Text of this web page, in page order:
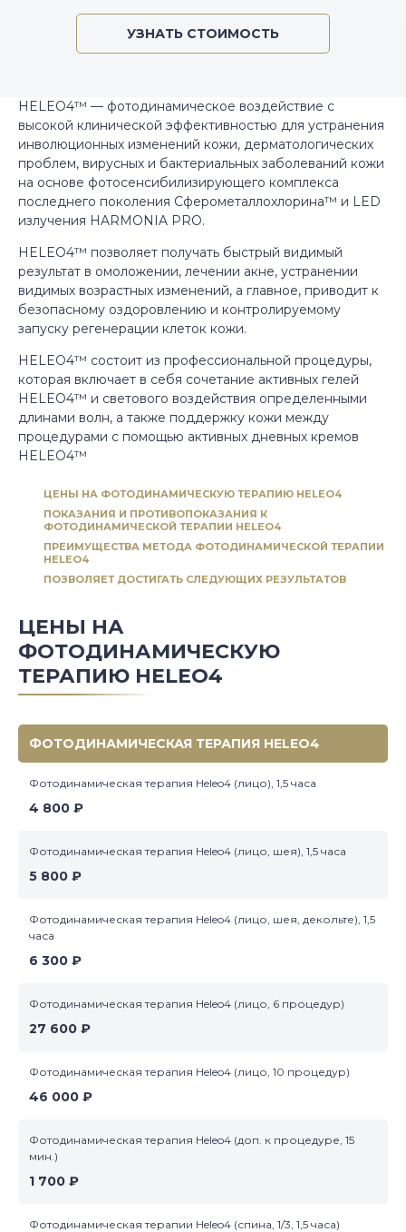
УЗНАТЬ СТОИМОСТЬ
HELEO4™ — фотодинамическое воздействие с
высокой клинической эффективностью для устранения
инволюционных изменений кожи, дерматологических
проблем, вирусных и бактериальных заболеваний кожи
на основе фотосенсибилизирующего комплекса
последнего поколения Сферометаллохлорина™ и LED
излучения HARMONIA PRO.
HELEO4™ позволяет получать быстрый видимый
результат в омоложении, лечении акне, устранении
видимых возрастных изменений, а главное, приводит к
безопасному оздоровлению и контролируемому
запуску регенерации клеток кожи.
HELEO4™ состоит из профессиональной процедуры,
которая включает в себя сочетание активных гелей
HELEO4™ и светового воздействия определенными
длинами волн, а также поддержку кожи между
процедурами с помощью активных дневных кремов
HELEO4™
ЦЕНЫ НА ФОТОДИНАМИЧЕСКУЮ ТЕРАПИЮ HELEO4
ПОКАЗАНИЯ И ПРОТИВОПОКАЗАНИЯ К
ФОТОДИНАМИЧЕСКОЙ ТЕРАПИИ HELEO4
ПРЕИМУЩЕСТВА МЕТОДА ФОТОДИНАМИЧЕСКОЙ ТЕРАПИИ
HELEO4
ПОЗВОЛЯЕТ ДОСТИГАТЬ СЛЕДУЮЩИХ РЕЗУЛЬТАТОВ
ЦЕНЫ НА
ФОТОДИНАМИЧЕСКУЮ
ТЕРАПИЮ HELEO4
ФОТОДИНАМИЧЕСКАЯ ТЕРАПИЯ HELEO4
Фотодинамическая терапия Heleo4 (лицо), 1,5 часа
4 800 ₽
Фотодинамическая терапия Heleo4 (лицо, шея), 1,5 часа
5 800 ₽
Фотодинамическая терапия Heleo4 (лицо, шея, декольте), 1,5
часа
6 300 ₽
Фотодинамическая терапия Heleo4 (лицо, 6 процедур)
27 600 ₽
Фотодинамическая терапия Heleo4 (лицо, 10 процедур)
46 000 ₽
Фотодинамическая терапия Heleo4 (доп. к процедуре, 15
мин.)
1 700 ₽
Фотодинамическая терапии Heleo4 (спина, 1/3, 1,5 часа)